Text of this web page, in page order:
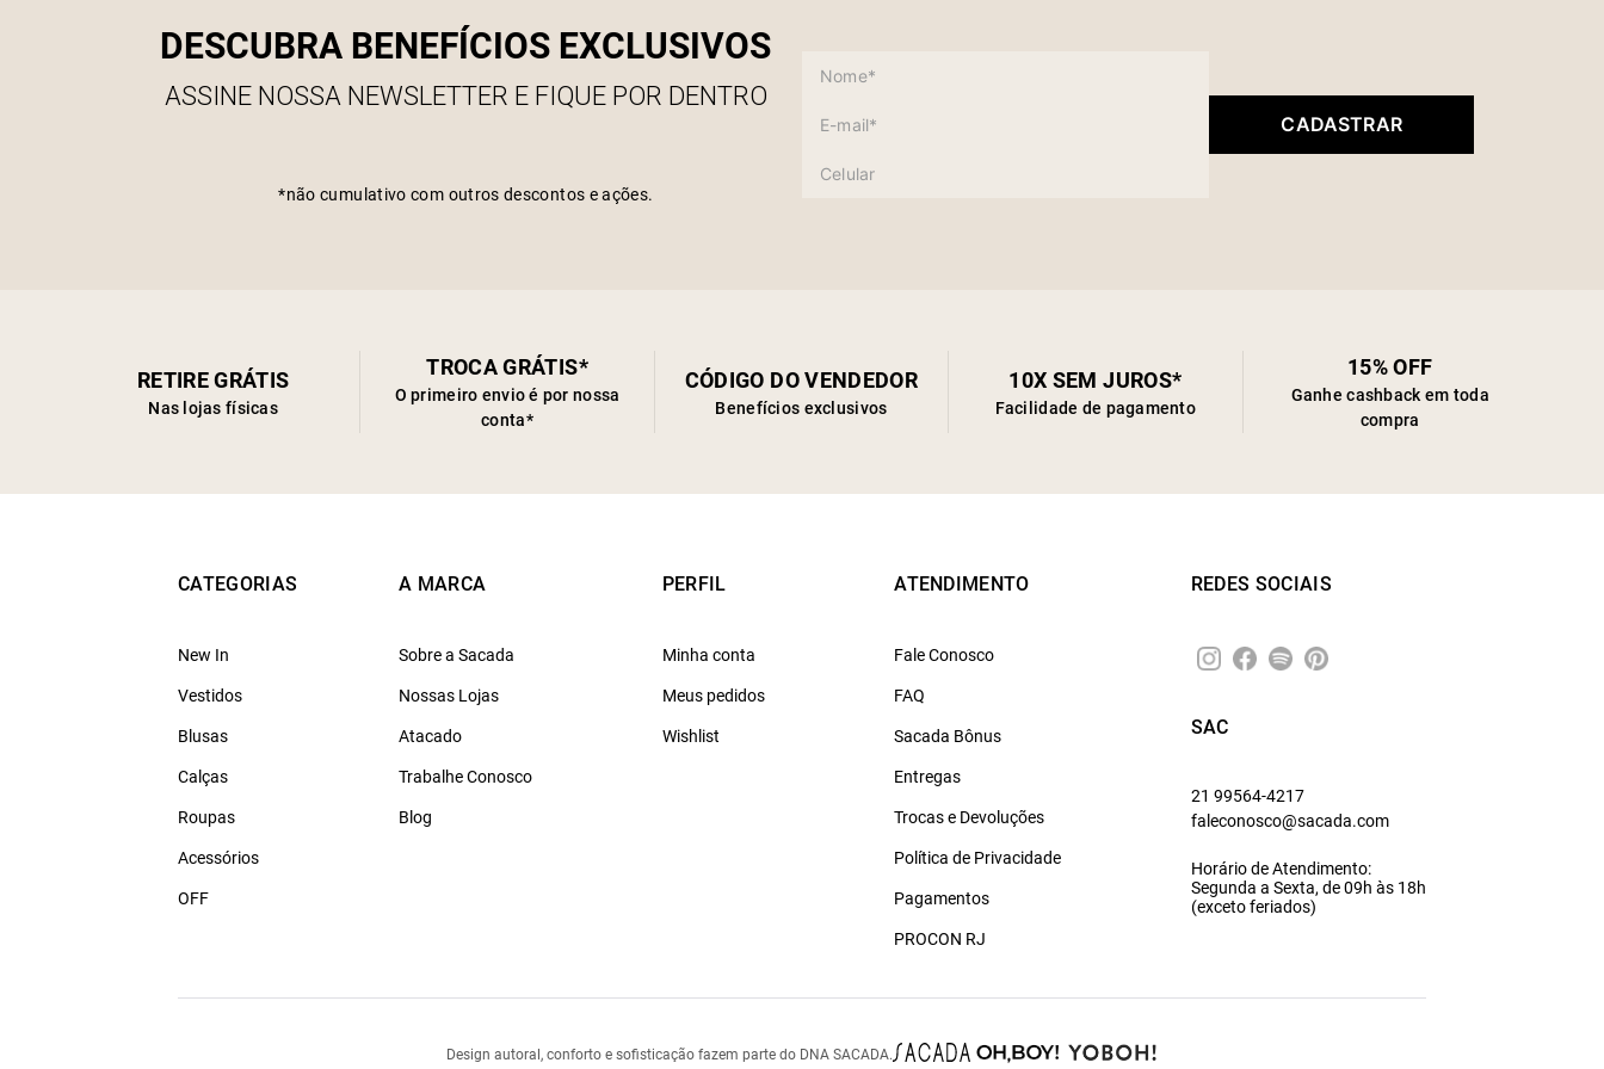
DESCUBRA BENEFÍCIOS EXCLUSIVOS
ASSINE NOSSA NEWSLETTER E FIQUE POR DENTRO
*não cumulativo com outros descontos e ações.
CADASTRAR
RETIRE GRÁTIS
Nas lojas físicas
TROCA GRÁTIS*
O primeiro envio é por nossa
conta*
CÓDIGO DO VENDEDOR
Benefícios exclusivos
10X SEM JUROS*
Facilidade de pagamento
15% OFF
Ganhe cashback em toda
compra
CATEGORIAS
New In
Vestidos
Blusas
Calças
Roupas
Acessórios
OFF
A MARCA
Sobre a Sacada
Nossas Lojas
Atacado
Trabalhe Conosco
Blog
PERFIL
Minha conta
Meus pedidos
Wishlist
ATENDIMENTO
Fale Conosco
FAQ
Sacada Bônus
Entregas
Trocas e Devoluções
Política de Privacidade
Pagamentos
PROCON RJ
REDES SOCIAIS
SAC
21 99564-4217
faleconosco@sacada.com
Horário de Atendimento:
Segunda a Sexta, de 09h às 18h
(exceto feriados)
Design autoral, conforto e sofisticação fazem parte do DNA SACADA.